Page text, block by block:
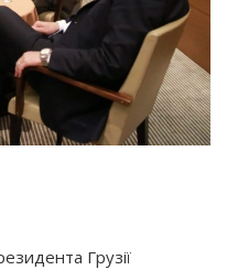
Грузії